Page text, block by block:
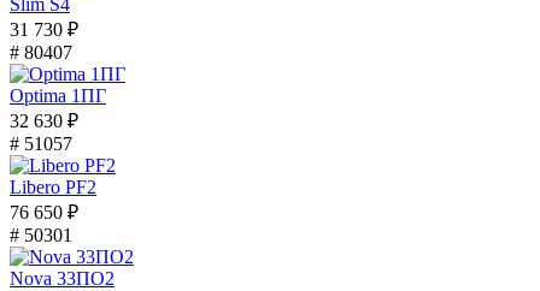
31 730 ₽
# 80407
Optima 1ПГ
32 630 ₽
# 51057
Libero PF2
76 650 ₽
# 50301
Nova 33ПО2